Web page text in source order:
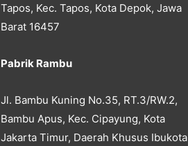
Tapos, Kec. Tapos, Kota Depok, Jawa
Barat 16457
Pabrik Rambu
Jl. Bambu Kuning No.35, RT.3/RW.2,
Bambu Apus, Kec. Cipayung, Kota
Jakarta Timur, Daerah Khusus Ibukota